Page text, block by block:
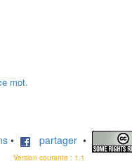
mot.
• partager •
Version courante : 1.1